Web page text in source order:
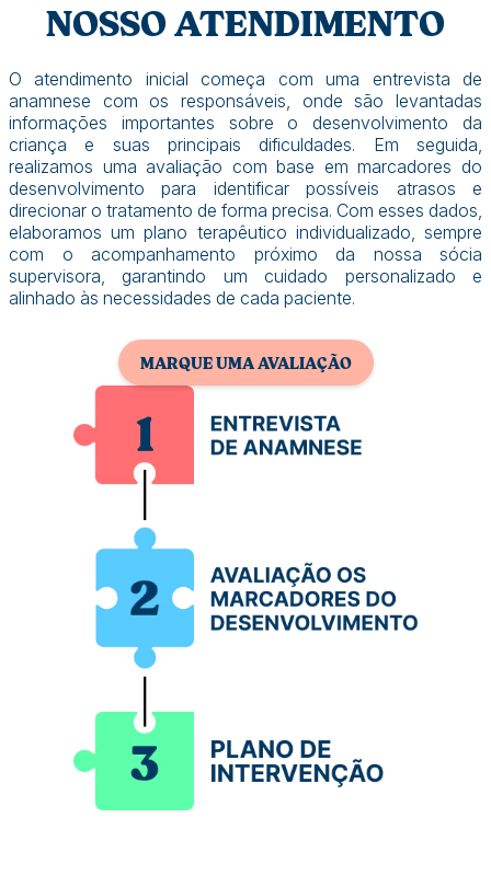
NOSSO ATENDIMENTO
O atendimento inicial começa com uma entrevista de
anamnese com os responsáveis, onde são levantadas
informações importantes sobre o desenvolvimento da
criança e suas principais dificuldades. Em seguida,
realizamos uma avaliação com base em marcadores do
desenvolvimento para identificar possíveis atrasos e
direcionar o tratamento de forma precisa. Com esses dados,
elaboramos um plano terapêutico individualizado, sempre
com o acompanhamento próximo da nossa sócia
supervisora, garantindo um cuidado personalizado e
alinhado às necessidades de cada paciente.
MARQUE UMA AVALIAÇÃO